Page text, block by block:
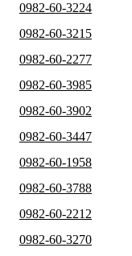
0982-60-3224
0982-60-3215
0982-60-2277
0982-60-3985
0982-60-3902
0982-60-3447
0982-60-1958
0982-60-3788
0982-60-2212
0982-60-3270